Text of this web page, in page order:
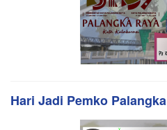
Hari Jadi Pemko